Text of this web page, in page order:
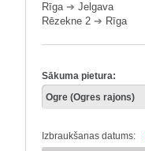
Rīga➔ Jelgava
Rēzekne 2 ➔ Rīga
Sākuma pietura:
Izbraukšanas datums: